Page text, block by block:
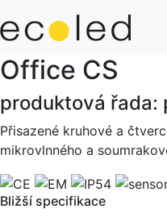
Office CS
produktová řada:
Přisazené kruhové a
mikrovlnného a
Bližší specifikace